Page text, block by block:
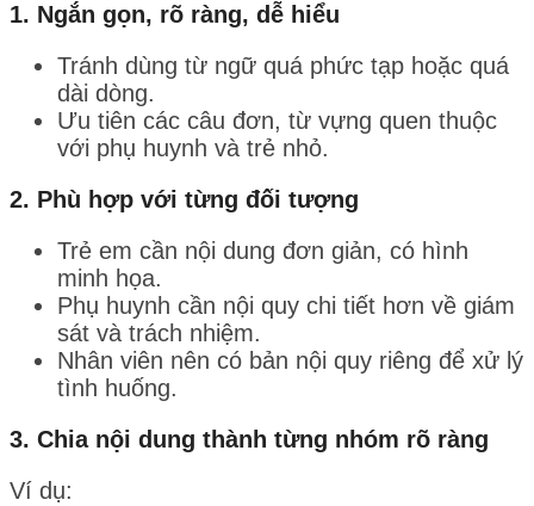
1. Ngắn gọn, rõ ràng, dễ hiểu
Tránh dùng từ ngữ quá phức tạp hoặc quá
dài dòng.
Ưu tiên các câu đơn, từ vựng quen thuộc
với phụ huynh và trẻ nhỏ.
2. Phù hợp với từng đối tượng
Trẻ em cần nội dung đơn giản, có hình
minh họa.
Phụ huynh cần nội quy chi tiết hơn về giám
sát và trách nhiệm.
Nhân viên nên có bản nội quy riêng để xử lý
tình huống.
3. Chia nội dung thành từng nhóm rõ ràng
Ví dụ: